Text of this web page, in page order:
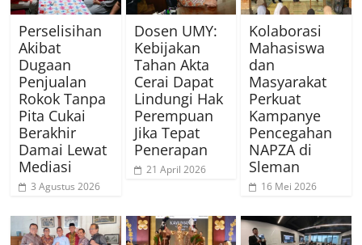
Perselisihan
Akibat
Dugaan
Penjualan
Rokok Tanpa
Pita Cukai
Berakhir
Damai Lewat
Mediasi
3 Agustus 2026
Dosen UMY:
Kebijakan
Tahan Akta
Cerai Dapat
Lindungi Hak
Perempuan
Jika Tepat
Penerapan
21 April 2026
Kolaborasi
Mahasiswa
dan
Masyarakat
Perkuat
Kampanye
Pencegahan
NAPZA di
Sleman
16 Mei 2026